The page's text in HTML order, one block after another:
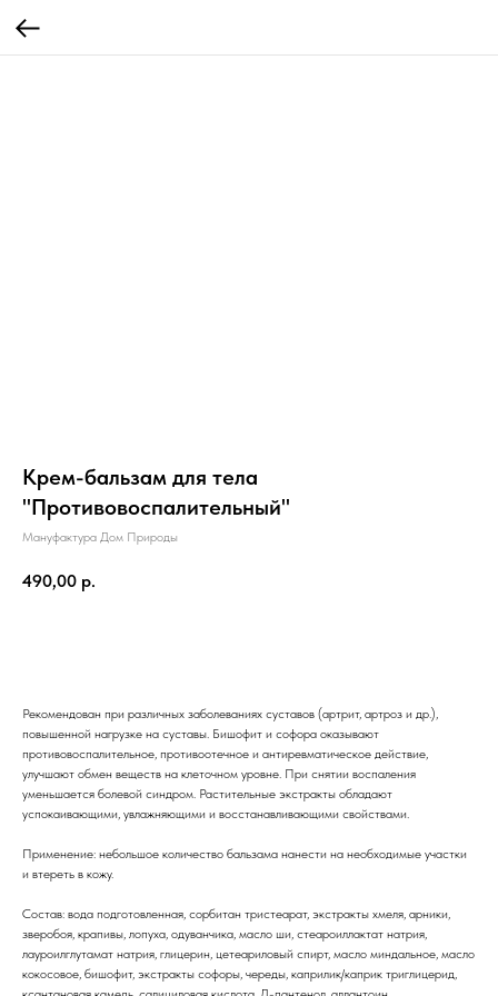
Крем-бальзам для тела
"Противовоспалительный"
Мануфактура Дом Природы
490,00 р.
Рекомендован при различных заболеваниях суставов (артрит, артроз и др.),
повышенной нагрузке на суставы. Бишофит и софора оказывают
противовоспалительное, противоотечное и антиревматическое действие,
улучшают обмен веществ на клеточном уровне. При снятии воспаления
уменьшается болевой синдром. Растительные экстракты обладают
успокаивающими, увлажняющими и восстанавливающими свойствами.
Применение: небольшое количество бальзама нанести на необходимые участки
и втереть в кожу.
Состав: вода подготовленная, сорбитан тристеарат, экстракты хмеля, арники,
зверобоя, крапивы, лопуха, одуванчика, масло ши, стеароиллактат натрия,
лауроилглутамат натрия, глицерин, цетеариловый спирт, масло миндальное, масло
кокосовое, бишофит, экстракты софоры, череды, каприлик/каприк триглицерид,